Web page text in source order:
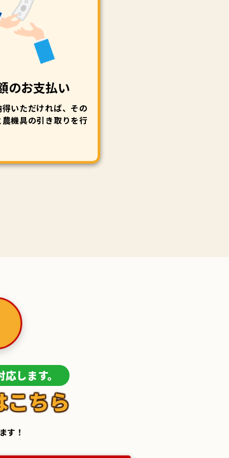
のお支払い
いただければ、その
機具の引き取りを行
します。
こちら
す！